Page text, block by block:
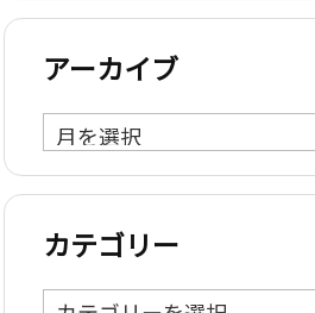
アーカイブ
ア
ー
カ
ブ
カテゴリー
カ